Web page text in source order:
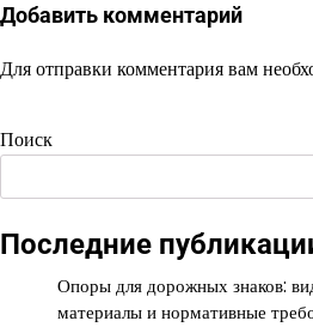
Добавить комментарий
Для отправки комментария вам
Поиск
Последние
Опоры для дорожных знаков:
материалы и нормативные